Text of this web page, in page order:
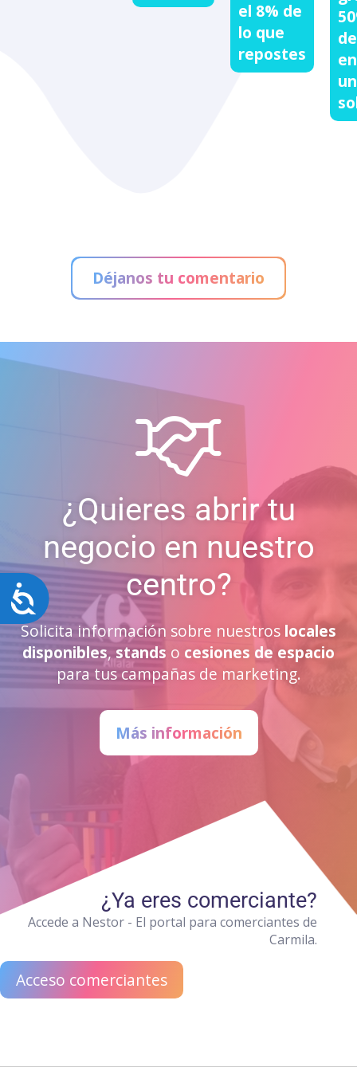
Accesibilidad
el 8% de
lo que
repostes
Déjanos tu comentario
¿Quieres abrir tu
negocio en nuestro
centro?
Solicita información sobre nuestros locales
disponibles, stands o cesiones de espacio
para tus campañas de marketing.
Más información
¿Ya eres comerciante?
Accede a Nestor - El portal para comerciantes de
Carmila.
Acceso comerciantes